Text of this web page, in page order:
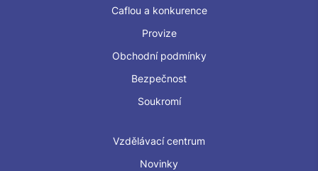
Caflou a konkurence
Provize
Obchodní podmínky
Bezpečnost
Soukromí
Vzdělávací centrum
Novinky